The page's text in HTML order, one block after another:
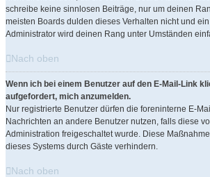
schreibe keine sinnlosen Beiträge, nur um deinen
meisten Boards dulden dieses Verhalten nicht und
Administrator wird deinen Rang unter Umständen
Nach oben
Wenn ich bei einem Benutzer auf den E-Mail-Link
aufgefordert, mich anzumelden.
Nur registrierte Benutzer dürfen die foreninterne E-
Nachrichten an andere Benutzer nutzen, falls diese
Administration freigeschaltet wurde. Diese
dieses Systems durch Gäste verhindern.
Nach oben